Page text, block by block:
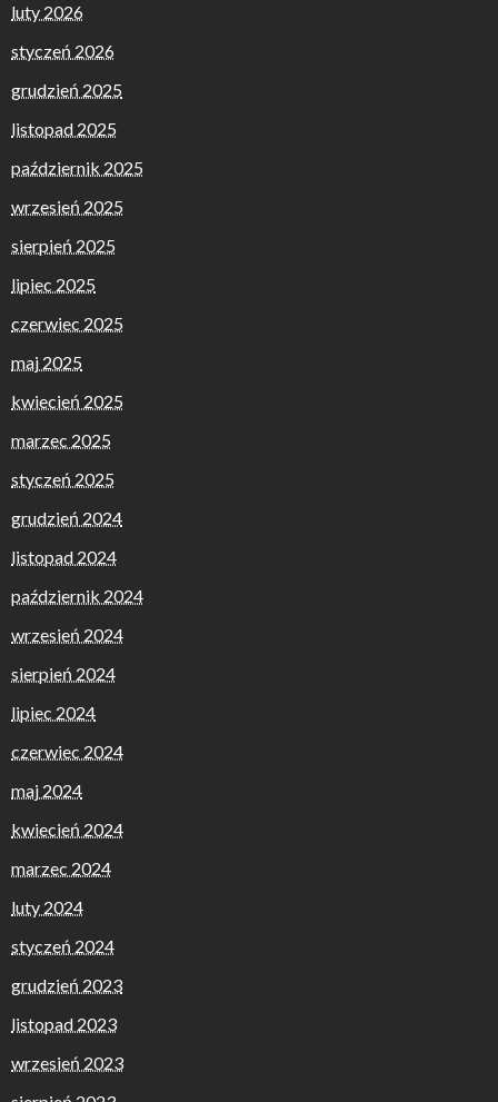
luty 2026
styczeń 2026
grudzień 2025
listopad 2025
październik 2025
wrzesień 2025
sierpień 2025
lipiec 2025
czerwiec 2025
maj 2025
kwiecień 2025
marzec 2025
styczeń 2025
grudzień 2024
listopad 2024
październik 2024
wrzesień 2024
sierpień 2024
lipiec 2024
czerwiec 2024
maj 2024
kwiecień 2024
marzec 2024
luty 2024
styczeń 2024
grudzień 2023
listopad 2023
wrzesień 2023